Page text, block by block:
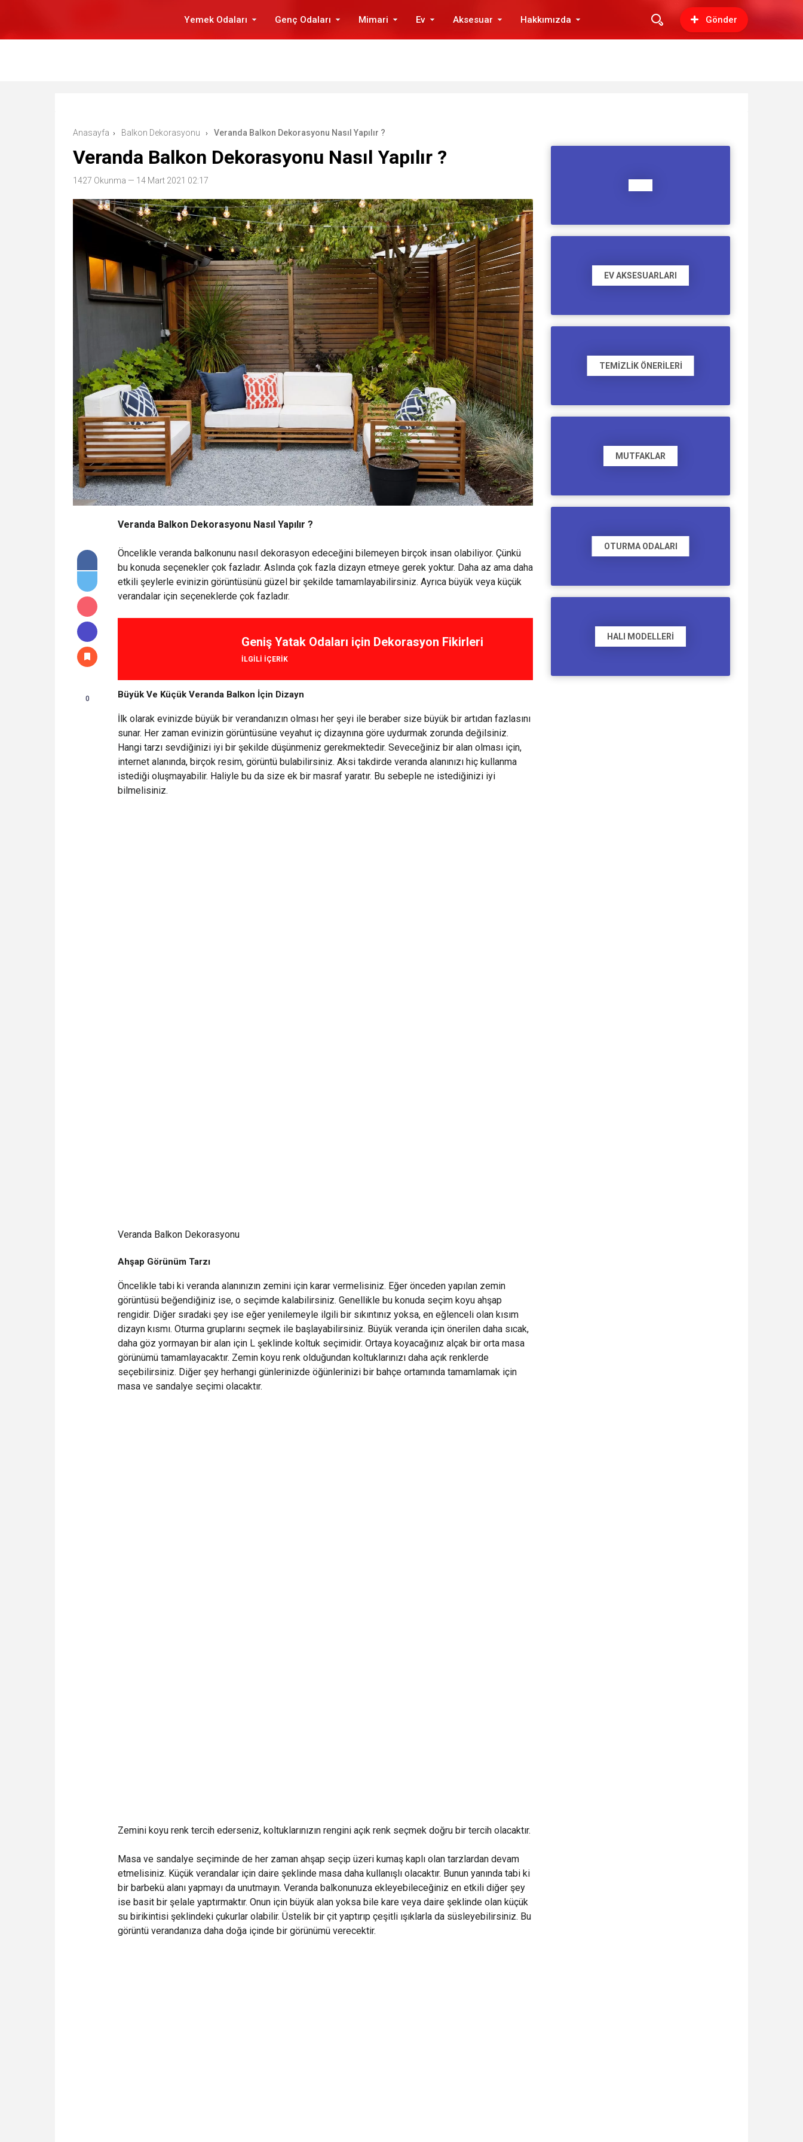
Yemek Odaları Genç Odaları Mimari Ev Aksesuar Hakkımızda Gönder
Anasayfa › Balkon Dekorasyonu › Veranda Balkon Dekorasyonu Nasıl Yapılır ?
Veranda Balkon Dekorasyonu Nasıl Yapılır ?
1427 Okunma — 14 Mart 2021 02:17
0
Veranda Balkon Dekorasyonu Nasıl Yapılır ?
Öncelikle veranda balkonunu nasıl dekorasyon edeceğini bilemeyen birçok insan olabiliyor. Çünkü
bu konuda seçenekler çok fazladır. Aslında çok fazla dizayn etmeye gerek yoktur. Daha az ama daha
etkili şeylerle evinizin görüntüsünü güzel bir şekilde tamamlayabilirsiniz. Ayrıca büyük veya küçük
verandalar için seçeneklerde çok fazladır.
ILGILI IÇERIK
Geniş Yatak Odaları için Dekorasyon Fikirleri
Büyük Ve Küçük Veranda Balkon İçin Dizayn
İlk olarak evinizde büyük bir verandanızın olması her şeyi ile beraber size büyük bir artıdan fazlasını
sunar. Her zaman evinizin görüntüsüne veyahut iç dizaynına göre uydurmak zorunda değilsiniz.
Hangi tarzı sevdiğinizi iyi bir şekilde düşünmeniz gerekmektedir. Seveceğiniz bir alan olması için,
internet alanında, birçok resim, görüntü bulabilirsiniz. Aksi takdirde veranda alanınızı hiç kullanma
istediği oluşmayabilir. Haliyle bu da size ek bir masraf yaratır. Bu sebeple ne istediğinizi iyi
bilmelisiniz.
Veranda Balkon Dekorasyonu
Ahşap Görünüm Tarzı
Öncelikle tabi ki veranda alanınızın zemini için karar vermelisiniz. Eğer önceden yapılan zemin
görüntüsü beğendiğiniz ise, o seçimde kalabilirsiniz. Genellikle bu konuda seçim koyu ahşap
rengidir. Diğer sıradaki şey ise eğer yenilemeyle ilgili bir sıkıntınız yoksa, en eğlenceli olan kısım
dizayn kısmı. Oturma gruplarını seçmek ile başlayabilirsiniz. Büyük veranda için önerilen daha sıcak,
daha göz yormayan bir alan için L şeklinde koltuk seçimidir. Ortaya koyacağınız alçak bir orta masa
görünümü tamamlayacaktır. Zemin koyu renk olduğundan koltuklarınızı daha açık renklerde
seçebilirsiniz. Diğer şey herhangi günlerinizde öğünlerinizi bir bahçe ortamında tamamlamak için
masa ve sandalye seçimi olacaktır.
Zemini koyu renk tercih ederseniz, koltuklarınızın rengini açık renk seçmek doğru bir tercih olacaktır.
Masa ve sandalye seçiminde de her zaman ahşap seçip üzeri kumaş kaplı olan tarzlardan devam
etmelisiniz. Küçük verandalar için daire şeklinde masa daha kullanışlı olacaktır. Bunun yanında tabi ki
bir barbekü alanı yapmayı da unutmayın. Veranda balkonunuza ekleyebileceğiniz en etkili diğer şey
ise basit bir şelale yaptırmaktır. Onun için büyük alan yoksa bile kare veya daire şeklinde olan küçük
su birikintisi şeklindeki çukurlar olabilir. Üstelik bir çit yaptırıp çeşitli ışıklarla da süsleyebilirsiniz. Bu
görüntü verandanıza daha doğa içinde bir görünümü verecektir.
EV AKSESUARLARI
TEMIZLIK ÖNERILERI
MUTFAKLAR
OTURMA ODALARI
HALI MODELLERI